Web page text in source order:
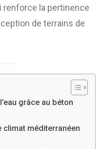
renforce la pertinence
de terrains de
grâce au béton
climat méditerranéen